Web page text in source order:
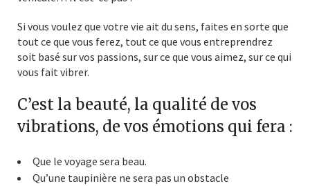
Si vous voulez que votre vie ait du sens, faites en sorte que
tout ce que vous ferez, tout ce que vous entreprendrez
soit basé sur vos passions, sur ce que vous aimez, sur ce qui
vous fait vibrer.
C’est la beauté, la qualité de vos
vibrations, de vos émotions qui fera :
Que le voyage sera beau.
Qu’une taupinière ne sera pas un obstacle